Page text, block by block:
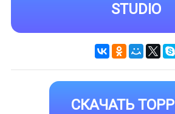
STUDIO
СКАЧАТЬ